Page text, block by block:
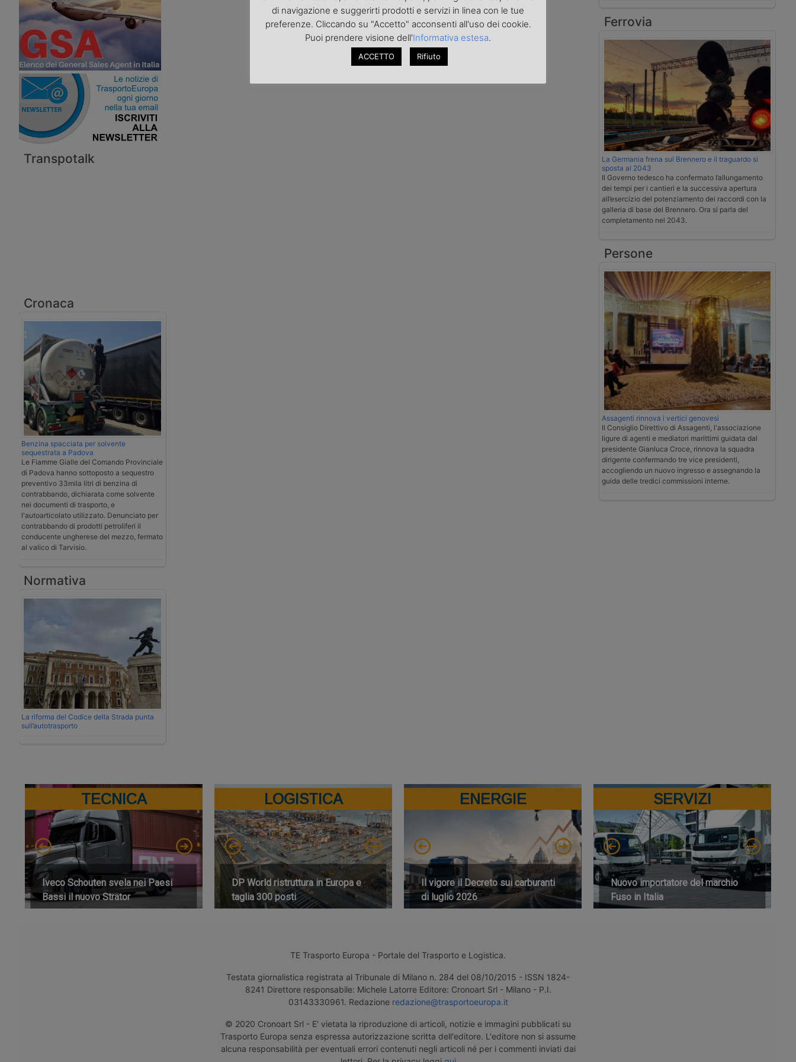
Transpotalk
Cronaca
Benzina spacciata per solvente
sequestrata a Padova
Le Fiamme Gialle del Comando Provinciale
di Padova hanno sottoposto a sequestro
preventivo 33mila litri di benzina di
contrabbando, dichiarata come solvente
nei documenti di trasporto, e
l'autoarticolato utilizzato. Denunciato per
contrabbando di prodotti petroliferi il
conducente ungherese del mezzo, fermato
al valico di Tarvisio.
Normativa
La riforma del Codice della Strada punta
sull’autotrasporto
Ferrovia
La Germania frena sul Brennero e il traguardo si
sposta al 2043
Il Governo tedesco ha confermato l’allungamento
dei tempi per i cantieri e la successiva apertura
all’esercizio del potenziamento dei raccordi con la
galleria di base del Brennero. Ora si parla del
completamento nel 2043.
Persone
Assagenti rinnova i vertici genovesi
Il Consiglio Direttivo di Assagenti, l'associazione
ligure di agenti e mediatori marittimi guidata dal
presidente Gianluca Croce, rinnova la squadra
dirigente confermando tre vice presidenti,
accogliendo un nuovo ingresso e assegnando la
guida delle tredici commissioni interne.
TECNICA
Iveco Schouten svela nei Paesi
Bassi il nuovo Strator
LOGISTICA
DP World ristruttura in Europa e
taglia 300 posti
ENERGIE
Il vigore il Decreto sui carburanti
di luglio 2026
SERVIZI
Nuovo importatore del marchio
Fuso in Italia
TE Trasporto Europa - Portale del Trasporto e Logistica.
Testata giornalistica registrata al Tribunale di Milano n. 284 del 08/10/2015 - ISSN 1824-
8241 Direttore responsabile: Michele Latorre Editore: Cronoart Srl - Milano - P.I.
03143330961. Redazione redazione@trasportoeuropa.it
© 2020 Cronoart Srl - E' vietata la riproduzione di articoli, notizie e immagini pubblicati su
Trasporto Europa senza espressa autorizzazione scritta dell'editore. L'editore non si assume
alcuna responsabilità per eventuali errori contenuti negli articoli né per i commenti inviati dai
di navigazione e suggerirti prodotti e servizi in linea con le tue
preferenze. Cliccando su "Accetto" acconsenti all'uso dei cookie.
Puoi prendere visione dell'Informativa estesa.
ACCETTO Rifiuto